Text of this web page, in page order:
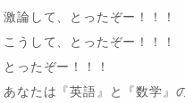
論して、とったぞー！！！
うして、とったぞー！！！
ったぞー！！！
なたは『英語』と『数学』